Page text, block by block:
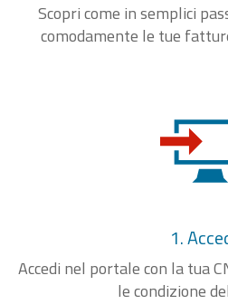
Scopri come in semplici
comodamente le tue
1.
Accedi nel portale con la tua
le condizione